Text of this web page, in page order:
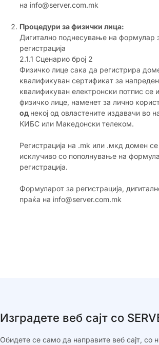
на info@server.com.mk
Процедури за физички лица:
Дигитално поднесување на формулар
регистрација
2.1.1 Сценарио број 2
Физичко лице сака да регистрира
квалификуван сертификат за
квалификуван електронски потпис се
физичко лице, наменет за лично
од некој од овластените издавачи во
КИБС или Македонски телеком.
Регистрација на .mk или .мкд домен
исклучиво со пополнување на
регистрација.
Формуларот за регистрација,
праќа на info@server.com.mk
Изградете веб сајт со
Обидете се само да направите веб сајт, со